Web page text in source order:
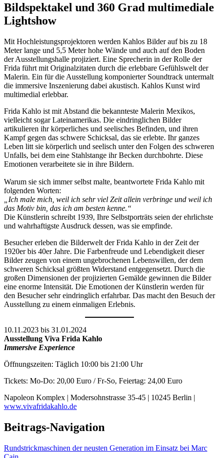
Bildspektakel und 360 Grad multimediale
Lightshow
Mit Hochleistungsprojektoren werden Kahlos Bilder auf bis zu 18
Meter lange und 5,5 Meter hohe Wände und auch auf den Boden
der Ausstellungshalle projiziert. Eine Sprecherin in der Rolle der
Frida führt mit Originalzitaten durch die erlebbare Gefühlswelt der
Malerin. Ein für die Ausstellung komponierter Soundtrack untermalt
die immersive Inszenierung dabei akustisch. Kahlos Kunst wird
multimedial erlebbar.
Frida Kahlo ist mit Abstand die bekannteste Malerin Mexikos,
vielleicht sogar Lateinamerikas. Die eindringlichen Bilder
artikulieren ihr körperliches und seelisches Befinden, und ihren
Kampf gegen das schwere Schicksal, das sie erlebte. Ihr ganzes
Leben litt sie körperlich und seelisch unter den Folgen des schweren
Unfalls, bei dem eine Stahlstange ihr Becken durchbohrte. Diese
Emotionen verarbeitete sie in ihre Bildern.
Warum sie sich immer selbst malte, beantwortete Frida Kahlo mit
folgenden Worten:
„Ich male mich, weil ich sehr viel Zeit allein verbringe und weil ich
das Motiv bin, das ich am besten kenne.“
Die Künstlerin schreibt 1939, Ihre Selbstporträts seien der ehrlichste
und wahrhaftigste Ausdruck dessen, was sie empfinde.
Besucher erleben die Bilderwelt der Frida Kahlo in der Zeit der
1920er bis 40er Jahre. Die Farbenfreude und Lebendigkeit dieser
Bilder zeugen von einem ungebrochenen Lebenswillen, der dem
schweren Schicksal größten Widerstand entgegensetzt. Durch die
großen Dimensionen der projizierten Gemälde gewinnen die Bilder
eine enorme Intensität. Die Emotionen der Künstlerin werden für
den Besucher sehr eindringlich erfahrbar. Das macht den Besuch der
Ausstellung zu einem einmaligen Erlebnis.
10.11.2023 bis 31.01.2024
Ausstellung Viva Frida Kahlo
Immersive Experience
Öffnungszeiten: Täglich 10:00 bis 21:00 Uhr
Tickets: Mo-Do: 20,00 Euro / Fr-So, Feiertag: 24,00 Euro
Napoleon Komplex | Modersohnstrasse 35-45 | 10245 Berlin |
www.vivafridakahlo.de
Beitrags-Navigation
Rundstrickmaschinen der neusten Generation im Einsatz bei Marc